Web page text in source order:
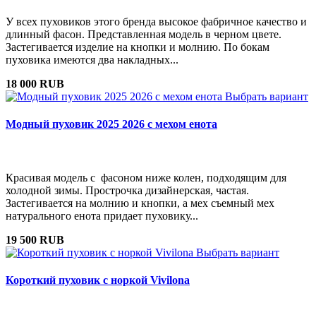
У всех пуховиков этого бренда высокое фабричное качество и
длинный фасон. Представленная модель в черном цвете.
Застегивается изделие на кнопки и молнию. По бокам
пуховика имеются два накладных...
18 000 RUB
Выбрать вариант
Модный пуховик 2025 2026 с мехом енота
Красивая модель с фасоном ниже колен, подходящим для
холодной зимы. Прострочка дизайнерская, частая.
Застегивается на молнию и кнопки, а мех съемный мех
натурального енота придает пуховику...
19 500 RUB
Выбрать вариант
Короткий пуховик с норкой Vivilona